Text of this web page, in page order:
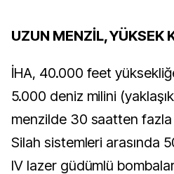
UZUN MENZİL, YÜKSEK
İHA, 40.000 feet
5.000 deniz milini
menzilde 30 saatten
Silah sistemleri arasında
IV lazer güdümlü